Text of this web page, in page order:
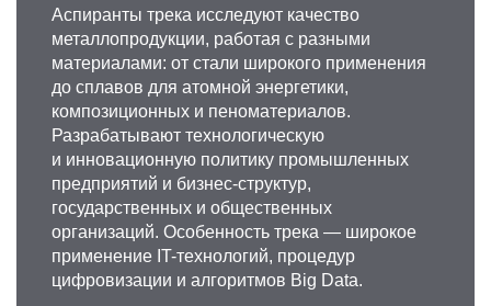
Аспиранты трека исследуют качество
металлопродукции, работая с разными
материалами: от стали широкого применения
до сплавов для атомной энергетики,
композиционных и пеноматериалов.
Разрабатывают технологическую
и инновационную политику промышленных
предприятий и бизнес-структур,
государственных и общественных
организаций. Особенность трека — широкое
применение IT-технологий, процедур
цифровизации и алгоритмов Big Data.